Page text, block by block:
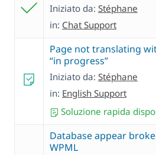
Iniziato da: Stéphane
in: Chat Support
Page not translating
“in progress”
Iniziato da: Stéphane
in: English Support
Soluzione rapida
Database appear
WPML